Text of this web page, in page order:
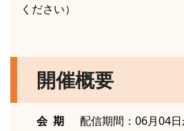
ください）
開催概要
会 期 配信期間：06月04